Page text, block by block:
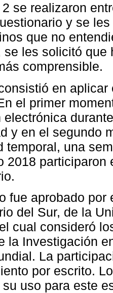
se realizaron
y se
que no
se les solicitó que
comprensible.
en
el primer
electrónica
y en el segundo
temporal, una
2018
fue aprobado
del Sur, de la
cual consideró
la Investigación
La
por escrito.
su uso para este